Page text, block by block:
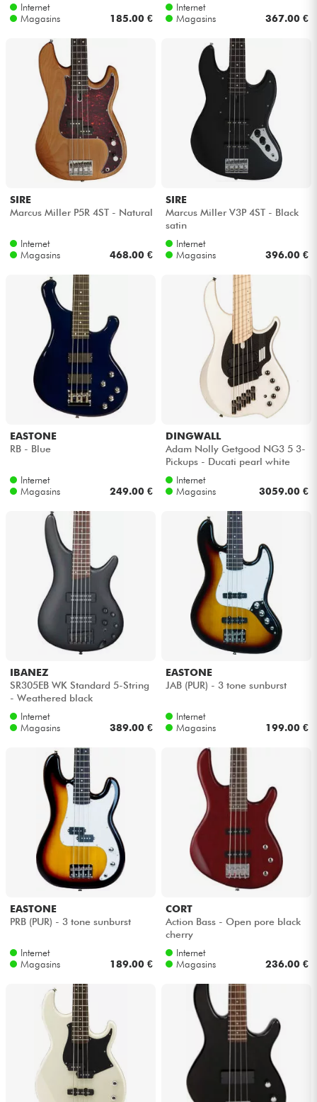
Internet
Magasins
185.00 €
Internet
Magasins
367.00 €
SIRE
Marcus Miller P5R 4ST - Natural
Internet
Magasins
468.00 €
SIRE
Marcus Miller V3P 4ST - Black
satin
Internet
Magasins
396.00 €
EASTONE
RB - Blue
Internet
Magasins
249.00 €
DINGWALL
Adam Nolly Getgood NG3 5 3-
Pickups - Ducati pearl white
Internet
Magasins
3059.00 €
IBANEZ
SR305EB WK Standard 5-String
- Weathered black
Internet
Magasins
389.00 €
EASTONE
JAB (PUR) - 3 tone sunburst
Internet
Magasins
199.00 €
EASTONE
PRB (PUR) - 3 tone sunburst
Internet
Magasins
189.00 €
CORT
Action Bass - Open pore black
cherry
Internet
Magasins
236.00 €